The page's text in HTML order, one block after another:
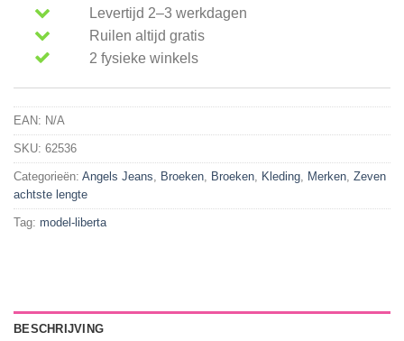
Levertijd 2–3 werkdagen
Ruilen altijd gratis
2 fysieke winkels
EAN: N/A
SKU: 62536
Categorieën: Angels Jeans, Broeken, Broeken, Kleding, Merken, Zeven
achtste lengte
Tag: model-liberta
BESCHRIJVING